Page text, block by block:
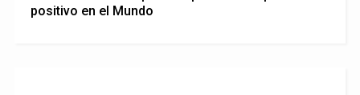
positivo en el Mundo